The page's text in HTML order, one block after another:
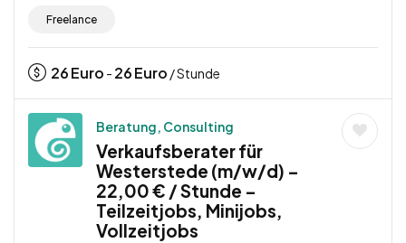
Freelance
26Euro - 26Euro / Stunde
Beratung, Consulting
Verkaufsberater für
Westerstede (m/w/d) –
22,00 € / Stunde –
Teilzeitjobs, Minijobs,
Vollzeitjobs